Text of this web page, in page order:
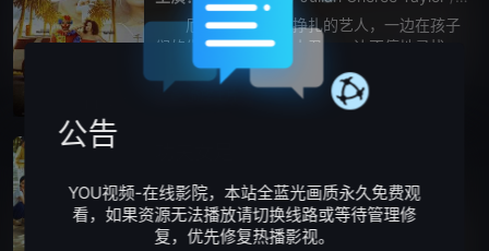
厄尔是一位苦苦挣扎的艺人，一边在孩子
们的生日派对上扮演小丑，一边不停地寻找轻
松赚钱的机会。他和精明的搭档坎迪设计了一
个简单的骗局——分散客户的注意力，趁他们
忙的时候抢劫。然而，他们的计划却发生了转
2026 中国香港 中国大陆 喜剧
主演： 许君聪 / 张艺兴 / 迪丽热巴 / 艾米
“至尊无敌杯”开赛在即，一众顶尖球队即将展
公告
YOU视频-在线影院，本站全蓝光画质永久免费观
看，如果资源无法播放请切换线路或等待管理修
复，优先修复热播影视。